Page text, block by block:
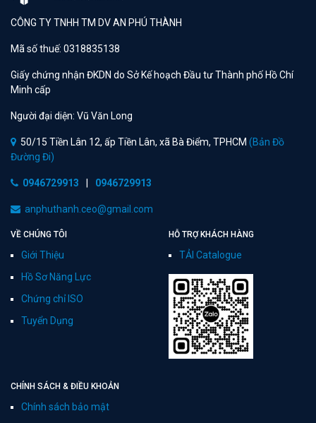
CÔNG TY TNHH TM DV AN PHÚ THÀNH
Mã số thuế: 0318835138
Giấy chứng nhận ĐKDN do Sở Kế hoạch Đầu tư Thành phố Hồ Chí
Minh cấp
Người đại diện: Vũ Văn Long
50/15 Tiền Lân 12, ấp Tiền Lân, xã Bà Điểm, TPHCM (Bản Đồ
Đường Đi)
0946729913 0946729913
anphuthanh.ceo@gmail.com
VỀ CHÚNG TÔI
Giới Thiệu
Hồ Sơ Năng Lực
Chứng chỉ ISO
Tuyển Dụng
HỖ TRỢ KHÁCH HÀNG
TẢI Catalogue
CHÍNH SÁCH & ĐIỀU KHOẢN
Chính sách bảo mật